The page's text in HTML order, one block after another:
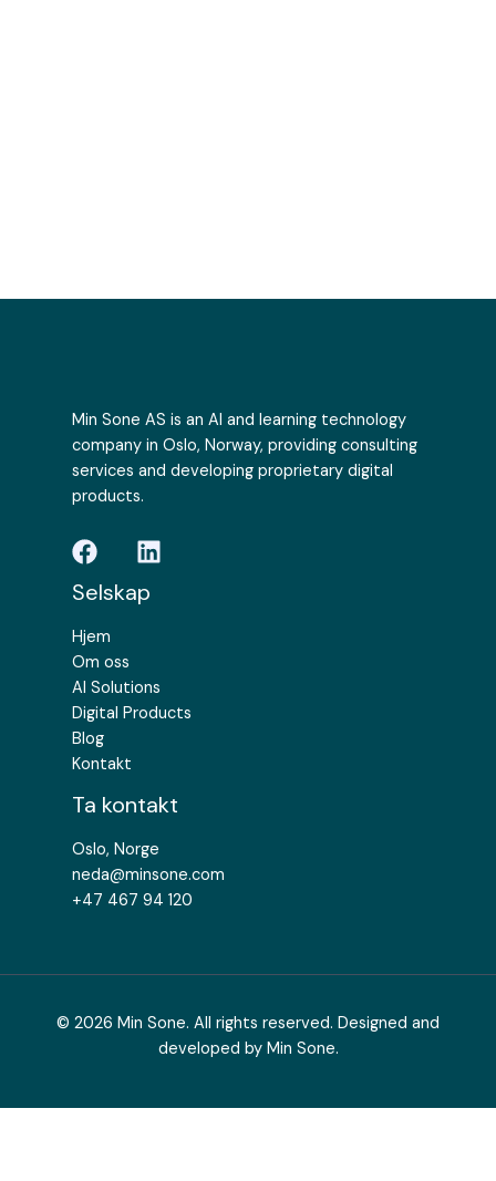
Min Sone AS is an AI and learning technology
company in Oslo, Norway, providing consulting
services and developing proprietary digital
products.
Selskap
Hjem
Om oss
AI Solutions
Digital Products
Blog
Kontakt
Ta kontakt
Oslo, Norge
neda@minsone.com
+47 467 94 120
© 2026 Min Sone. All rights reserved. Designed and
developed by Min Sone.